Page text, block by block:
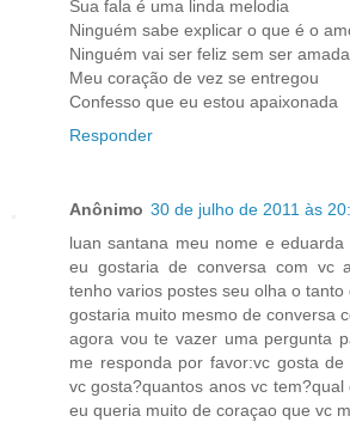
Sua fala é uma linda melodia
Ninguém sabe explicar o que é o
Ninguém vai ser feliz sem ser amada
Meu coração de vez se entregou
Confesso que eu estou apaixonada
Responder
Anônimo 30 de julho de 2011 às
luan santana meu nome e eduarda
eu gostaria de conversa com vc
tenho varios postes seu olha o tanto
gostaria muito mesmo de conversa
agora vou te vazer uma pergunta
me responda por favor:vc gosta
vc gosta?quantos anos vc
eu queria muito de coraçao que vc